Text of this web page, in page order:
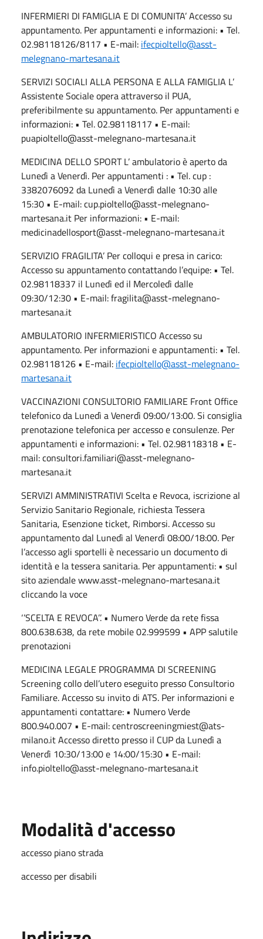
INFERMIERI DI FAMIGLIA E DI COMUNITA’ Accesso su
appuntamento. Per appuntamenti e informazioni: • Tel.
02.98118126/8117 • E-mail: ifecpioltello@asst-
melegnano-martesana.it
SERVIZI SOCIALI ALLA PERSONA E ALLA FAMIGLIA L’
Assistente Sociale opera attraverso il PUA,
preferibilmente su appuntamento. Per appuntamenti e
informazioni: • Tel. 02.98118117 • E-mail:
puapioltello@asst-melegnano-martesana.it
MEDICINA DELLO SPORT L’ ambulatorio è aperto da
Lunedì a Venerdì. Per appuntamenti : • Tel. cup :
3382076092 da Lunedì a Venerdì dalle 10:30 alle
15:30 • E-mail: cup.pioltello@asst-melegnano-
martesana.it Per informazioni: • E-mail:
medicinadellosport@asst-melegnano-martesana.it
SERVIZIO FRAGILITA’ Per colloqui e presa in carico:
Accesso su appuntamento contattando l’equipe: • Tel.
02.98118337 il Lunedì ed il Mercoledì dalle
09:30/12:30 • E-mail: fragilita@asst-melegnano-
martesana.it
AMBULATORIO INFERMIERISTICO Accesso su
appuntamento. Per informazioni e appuntamenti: • Tel.
02.98118126 • E-mail: ifecpioltello@asst-melegnano-
martesana.it
VACCINAZIONI CONSULTORIO FAMILIARE Front Office
telefonico da Lunedì a Venerdì 09:00/13:00. Si consiglia
prenotazione telefonica per accesso e consulenze. Per
appuntamenti e informazioni: • Tel. 02.98118318 • E-
mail: consultori.familiari@asst-melegnano-
martesana.it
SERVIZI AMMINISTRATIVI Scelta e Revoca, iscrizione al
Servizio Sanitario Regionale, richiesta Tessera
Sanitaria, Esenzione ticket, Rimborsi. Accesso su
appuntamento dal Lunedì al Venerdì 08:00/18:00. Per
l’accesso agli sportelli è necessario un documento di
identità e la tessera sanitaria. Per appuntamenti: • sul
sito aziendale www.asst-melegnano-martesana.it
cliccando la voce
‘’SCELTA E REVOCA’’. • Numero Verde da rete fissa
800.638.638, da rete mobile 02.999599 • APP salutile
prenotazioni
MEDICINA LEGALE PROGRAMMA DI SCREENING
Screening collo dell’utero eseguito presso Consultorio
Familiare. Accesso su invito di ATS. Per informazioni e
appuntamenti contattare: • Numero Verde
800.940.007 • E-mail: centroscreeningmiest@ats-
milano.it Accesso diretto presso il CUP da Lunedì a
Venerdì 10:30/13:00 e 14:00/15:30 • E-mail:
info.pioltello@asst-melegnano-martesana.it
Modalità d'accesso
accesso piano strada
accesso per disabili